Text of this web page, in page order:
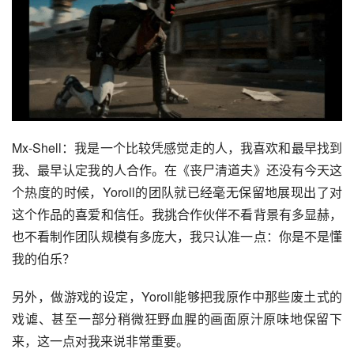
Mx-Shell：我是一个比较凭感觉走的人，我喜欢和最早找到
我、最早认定我的人合作。在《丧尸清道夫》还没有今天这
个热度的时候，Yoroll的团队就已经毫无保留地展现出了对
这个作品的喜爱和信任。我挑合作伙伴不看背景有多显赫，
也不看制作团队规模有多庞大，我只认准一点：你是不是懂
我的伯乐？
另外，做游戏的设定，Yoroll能够把我原作中那些废土式的
戏谑、甚至一部分稍微狂野血腥的画面原汁原味地保留下
来，这一点对我来说非常重要。